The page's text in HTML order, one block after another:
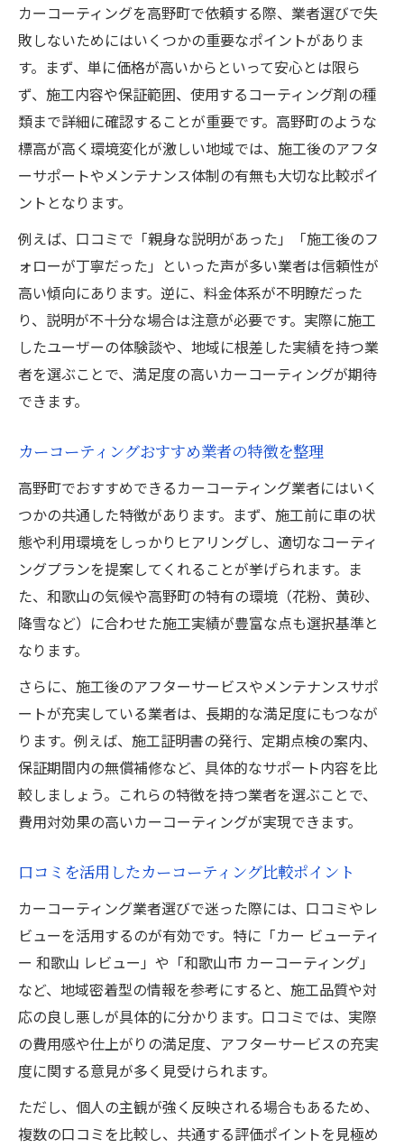
カーコーティングを高野町で依頼する際、業者選びで失
敗しないためにはいくつかの重要なポイントがありま
す。まず、単に価格が高いからといって安心とは限ら
ず、施工内容や保証範囲、使用するコーティング剤の種
類まで詳細に確認することが重要です。高野町のような
標高が高く環境変化が激しい地域では、施工後のアフタ
ーサポートやメンテナンス体制の有無も大切な比較ポイ
ントとなります。
例えば、口コミで「親身な説明があった」「施工後のフ
ォローが丁寧だった」といった声が多い業者は信頼性が
高い傾向にあります。逆に、料金体系が不明瞭だった
り、説明が不十分な場合は注意が必要です。実際に施工
したユーザーの体験談や、地域に根差した実績を持つ業
者を選ぶことで、満足度の高いカーコーティングが期待
できます。
カーコーティングおすすめ業者の特徴を整理
高野町でおすすめできるカーコーティング業者にはいく
つかの共通した特徴があります。まず、施工前に車の状
態や利用環境をしっかりヒアリングし、適切なコーティ
ングプランを提案してくれることが挙げられます。ま
た、和歌山の気候や高野町の特有の環境（花粉、黄砂、
降雪など）に合わせた施工実績が豊富な点も選択基準と
なります。
さらに、施工後のアフターサービスやメンテナンスサポ
ートが充実している業者は、長期的な満足度にもつなが
ります。例えば、施工証明書の発行、定期点検の案内、
保証期間内の無償補修など、具体的なサポート内容を比
較しましょう。これらの特徴を持つ業者を選ぶことで、
費用対効果の高いカーコーティングが実現できます。
口コミを活用したカーコーティング比較ポイント
カーコーティング業者選びで迷った際には、口コミやレ
ビューを活用するのが有効です。特に「カー ビューティ
ー 和歌山 レビュー」や「和歌山市 カーコーティング」
など、地域密着型の情報を参考にすると、施工品質や対
応の良し悪しが具体的に分かります。口コミでは、実際
の費用感や仕上がりの満足度、アフターサービスの充実
度に関する意見が多く見受けられます。
ただし、個人の主観が強く反映される場合もあるため、
複数の口コミを比較し、共通する評価ポイントを見極め